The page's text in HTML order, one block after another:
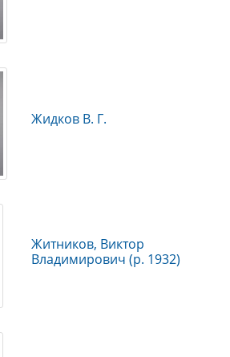
Жидков В. Г.
Житников, Виктор
Владимирович (р. 1932)